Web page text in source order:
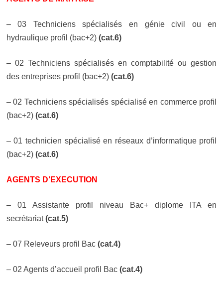
– 03 Techniciens spécialisés en génie civil ou en
hydraulique profil (bac+2) (cat.6)
– 02 Techniciens spécialisés en comptabilité ou gestion
des entreprises profil (bac+2) (cat.6)
– 02 Techniciens spécialisés spécialisé en commerce profil
(bac+2) (cat.6)
– 01 technicien spécialisé en réseaux d’informatique profil
(bac+2)(cat.6)
AGENTS D’EXECUTION
– 01 Assistante profil niveau Bac+ diplome ITA en
secrétariat(cat.5)
– 07 Releveurs profil Bac (cat.4)
– 02 Agents d’accueil profil Bac (cat.4)